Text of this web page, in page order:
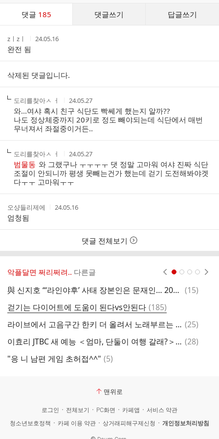
댓글 185 댓글쓰기 답글쓰기
스
작
성
자
zㅣzㅣ
작
간
24.05.16
완전 됨
삭제된 댓글입니다.
작
성
자
도리를찾아ㅅ ㅓ
작
성
시
간
24.05.27
와...여샤 혹시 친구 식단도 빡쎄게 했는지 알까??
나도 정상체중까지 20키로 정도 빼야되는데 식단에서 매번
무너져서 좌절중이거든..
작
성
자
도리를찾아ㅅ ㅓ
작
성
시
간
24.05.27
범물동 와 그랬구나 ㅜㅜㅜㅜ 댓 정말 고마워 여샤 진짜 식단
조절이 안되니까 평생 못빼는건가 했는데 걷기 도전해봐야겟
다ㅜㅜ 고마워ㅜㅜ
작
성
자
오샹들리제에
작
간
24.05.16
엄청됨
댓글 전체보기
악플달면 쩌리쩌려.. 다른글
與 신지호 “‘라인야후’ 사태 장본인은 문재인… 2019년에 손정의 만나지 않았나” 댓
(15)
걷기는 다이어트에 도움이 된다vs안된다 댓
글
(185)
라이브에서 고음구간 한키 더 올려서 노래부르는 베이비몬스터 아현 댓
(25)
이효리 JTBC 새 예능 ＜엄마, 단둘이 여행 갈래?＞ 공식 포스터 댓
(28)
"응 니 남편 게임 초허접^^" 댓
(5)
맨위로
로그인 전체보기 PC화면 카페앱
서비스 약관
청소년보호정책
카페 이용 약관 상거래피해구제신청 개인정보처리방침